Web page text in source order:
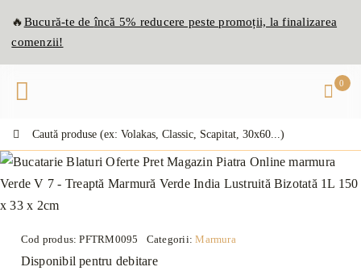
🔥Bucură-te deîncă 5% reducere peste promoții, la finalizarea
comenzii!
0
Cod produs:PFTRM0095 Categorii:Marmura
Disponibil pentru debitare